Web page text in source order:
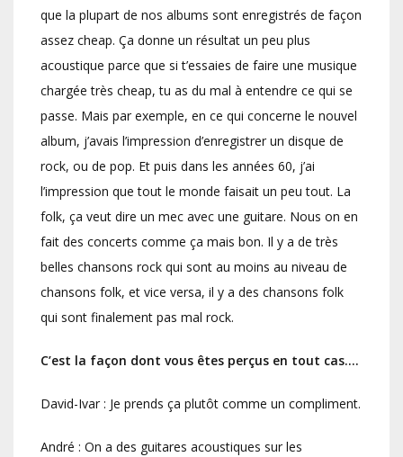
que la plupart de nos albums sont enregistrés de façon
assez cheap. Ça donne un résultat un peu plus
acoustique parce que si t’essaies de faire une musique
chargée très cheap, tu as du mal à entendre ce qui se
passe. Mais par exemple, en ce qui concerne le nouvel
album, j’avais l’impression d’enregistrer un disque de
rock, ou de pop. Et puis dans les années 60, j’ai
l’impression que tout le monde faisait un peu tout. La
folk, ça veut dire un mec avec une guitare. Nous on en
fait des concerts comme ça mais bon. Il y a de très
belles chansons rock qui sont au moins au niveau de
chansons folk, et vice versa, il y a des chansons folk
qui sont finalement pas mal rock.
C’est la façon dont vous êtes perçus en tout cas….
David-Ivar : Je prends ça plutôt comme un compliment.
André : On a des guitares acoustiques sur les